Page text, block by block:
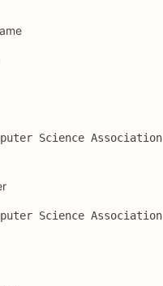
Science Association
Science Association